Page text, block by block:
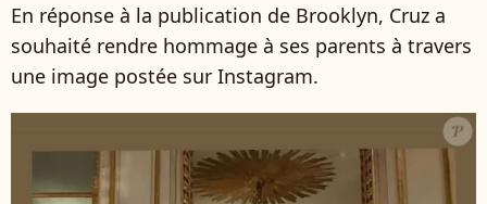
En réponse à la publication de Brooklyn, Cruz a
souhaité rendre hommage à ses parents à travers
une image postée sur Instagram.